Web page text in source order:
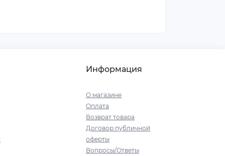
Информация
О магазине
Оплата
Возврат товара
Договор публичной
оферты
Вопросы/Ответы